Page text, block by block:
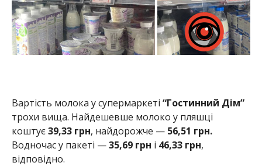
Вартість молока у супермаркеті “Гостинний Дім”
трохи вища. Найдешевше молоко у пляшці
коштує39,33 грн, найдорожче — 56,51 грн.
Водночас у пакеті —35,69 грн і 46,33 грн,
відповідно.